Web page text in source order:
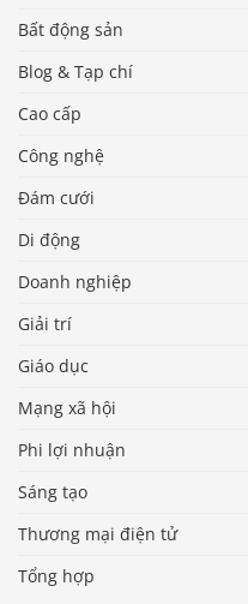
Bất động sản
Blog & Tạp chí
Cao cấp
Công nghệ
Đám cưới
Di động
Doanh nghiệp
Giải trí
Giáo dục
Mạng xã hội
Phi lợi nhuận
Sáng tạo
Thương mại điện tử
Tổng hợp